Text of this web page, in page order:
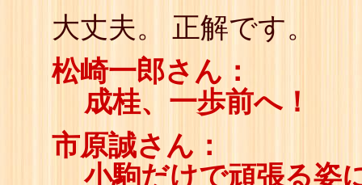
大丈夫。 正解です。
松崎一郎さん：
成桂、一歩前へ！
市原誠さん：
小駒だけで頑張る姿